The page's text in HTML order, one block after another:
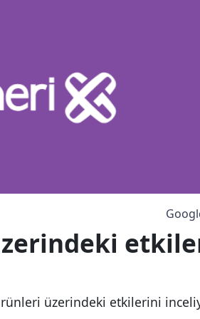
üzerindeki etkilerini